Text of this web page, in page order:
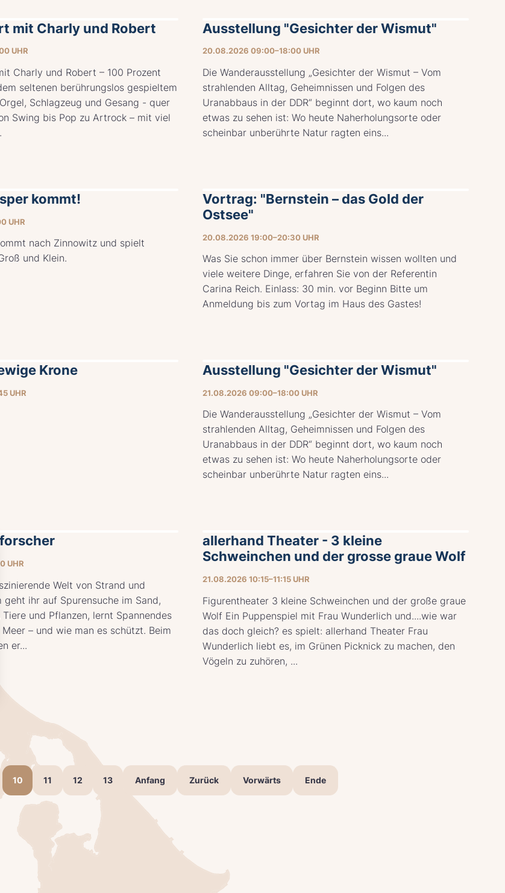
UHR
mit Charly und Robert
Charly und Robert – 100 Prozent
seltenen berührungslos gespieltem
Schlagzeug und Gesang - quer
Swing bis Pop zu Artrock – mit viel
20.08.2026 09:00–18:00 UHR
Ausstellung "Gesichter der Wismut"
Die Wanderausstellung „Gesichter der Wismut – Vom
strahlenden Alltag, Geheimnissen und Folgen des
Uranabbaus in der DDR“ beginnt dort, wo kaum noch
etwas zu sehen ist: Wo heute Naherholungsorte oder
scheinbar unberührte Natur ragten eins...
UHR
kommt!
nach Zinnowitz und spielt
und Klein.
20.08.2026 19:00–20:30 UHR
Vortrag: "Bernstein – das Gold der
Ostsee"
Was Sie schon immer über Bernstein wissen wollten und
viele weitere Dinge, erfahren Sie von der Referentin
Carina Reich. Einlass: 30 min. vor Beginn Bitte um
Anmeldung bis zum Vortag im Haus des Gastes!
UHR
Krone
21.08.2026 09:00–18:00 UHR
Ausstellung "Gesichter der Wismut"
Die Wanderausstellung „Gesichter der Wismut – Vom
strahlenden Alltag, Geheimnissen und Folgen des
Uranabbaus in der DDR“ beginnt dort, wo kaum noch
etwas zu sehen ist: Wo heute Naherholungsorte oder
scheinbar unberührte Natur ragten eins...
UHR
Welt von Strand und
geht ihr auf Spurensuche im Sand,
Tiere und Pflanzen, lernt Spannendes
Meer – und wie man es schützt. Beim
er...
21.08.2026 10:15–11:15 UHR
allerhand Theater - 3 kleine
Schweinchen und der grosse graue Wolf
Figurentheater 3 kleine Schweinchen und der große graue
Wolf Ein Puppenspiel mit Frau Wunderlich und....wie war
das doch gleich? es spielt: allerhand Theater Frau
Wunderlich liebt es, im Grünen Picknick zu machen, den
Vögeln zu zuhören, ...
10 11 12 13 Anfang Zurück Vorwärts Ende